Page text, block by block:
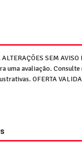
ALTERAÇÕES SEM
uma avaliação.
OFERTA